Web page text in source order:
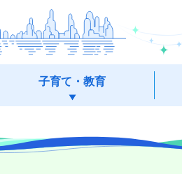
子育て・教育